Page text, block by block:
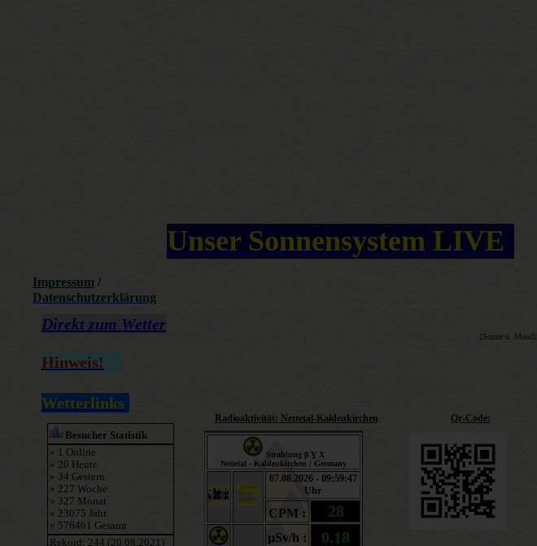
Unser Sonnensystem LIVE
Impressum /
Datenschutzerklärung
Direkt zum Wetter
[Sonne u. Mond]
Hinweis!
Wetterlinks
Radioaktivität: Nettetal-Kaldenkirchen Qr-Code: